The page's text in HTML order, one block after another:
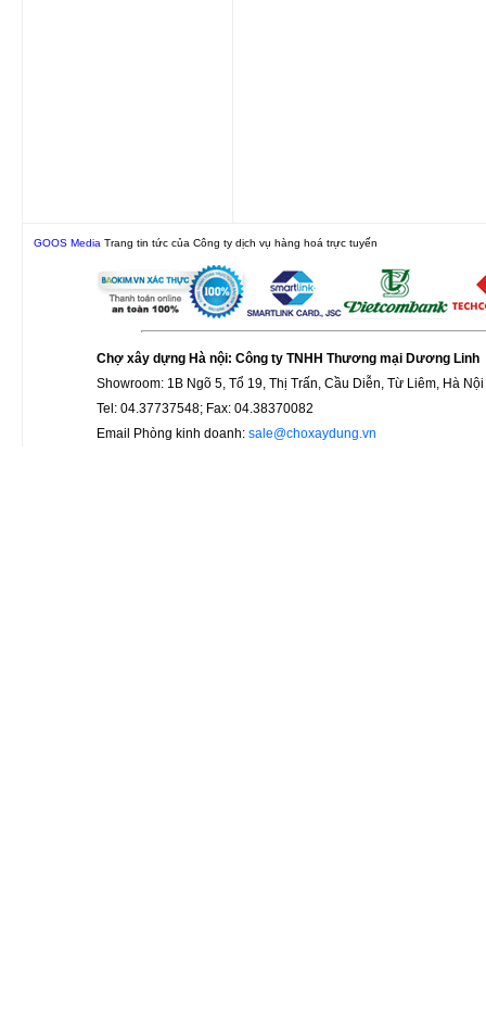
GOOS Media Trang tin tức của Công ty dịch vụ hàng hoá trực tuyến
Chợ xây dựng Hà nội: Công ty TNHH Thương mại Dương Linh
Showroom: 1B Ngõ 5, Tổ 19, Thị Trấn, Cầu Diễn, Từ Liêm, Hà Nội
Tel: 04.37737548; Fax: 04.38370082
Email Phòng kinh doanh: sale@choxaydung.vn